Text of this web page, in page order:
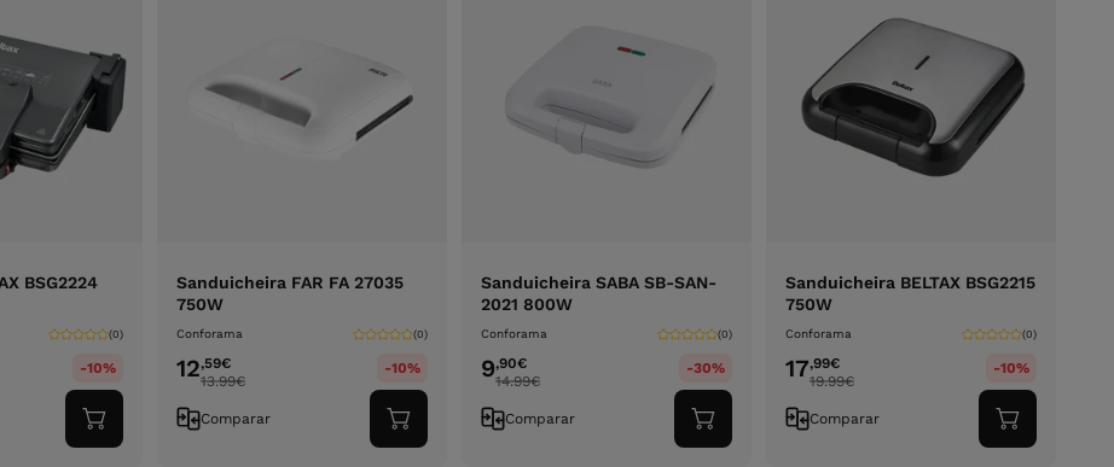
BSG2224
(0)
-10%
Adicionar
ao
Sanduicheira FAR FA 27035
750W
Conforama (0)
12,59€
13.99€
-10%
Comparar
Adicionar
ao
Sanduicheira SABA SB-SAN-
2021 800W
Conforama (0)
9,90€
14.99€
-30%
Comparar
Adicionar
ao
Sanduicheira BELTAX BSG2215
750W
Conforama (0)
17,99€
19.99€
-10%
Comparar
Adicionar
ao